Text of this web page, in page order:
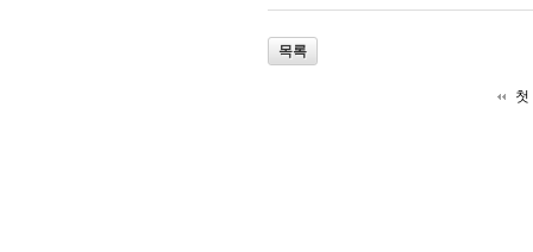
목록
첫